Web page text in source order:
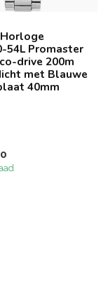
54L Promaster
drive 200m
met Blauwe
40mm